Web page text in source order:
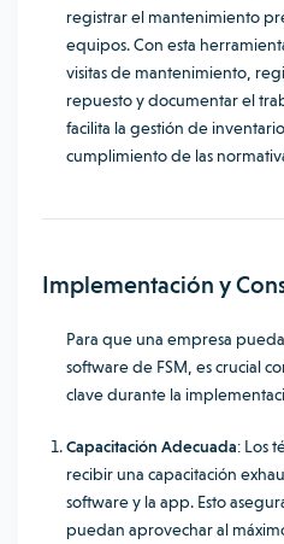
registrar el mantenimiento
equipos. Con esta
visitas de mantenimiento,
repuesto y documentar el
facilita la gestión de
cumplimiento de las
Implementación y
Para que una empresa
software de FSM, es crucial
clave durante la
Capacitación Adecuada: Los
recibir una capacitación
software y la app. Esto
puedan aprovechar al